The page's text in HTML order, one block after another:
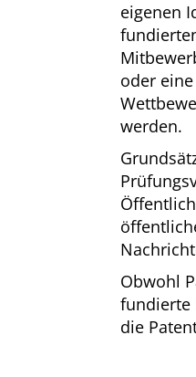
eigenen
oder
werden.
Obwohl
fundierte
die